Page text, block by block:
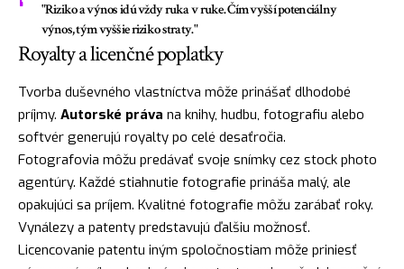
"Riziko a výnos idú vždy ruka v ruke. Čím vyšší potenciálny
výnos, tým vyššie riziko straty."
Royalty a licenčné poplatky
Tvorba duševného vlastníctva môže prinášať dlhodobé
príjmy. Autorské práva na knihy, hudbu, fotografiu alebo
softvér generujú royalty po celé desaťročia.
Fotografovia môžu predávať svoje snímky cez stock photo
agentúry. Každé stiahnutie fotografie prináša malý, ale
opakujúci sa príjem. Kvalitné fotografie môžu zarábať roky.
Vynálezy a patenty predstavujú ďalšiu možnosť.
Licencovanie patentu iným spoločnostiam môže priniesť